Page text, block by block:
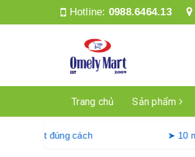
Hotline: 0988.6464.13
Trang chủ Sản phẩm
máy giặt Denkmit đúng cách